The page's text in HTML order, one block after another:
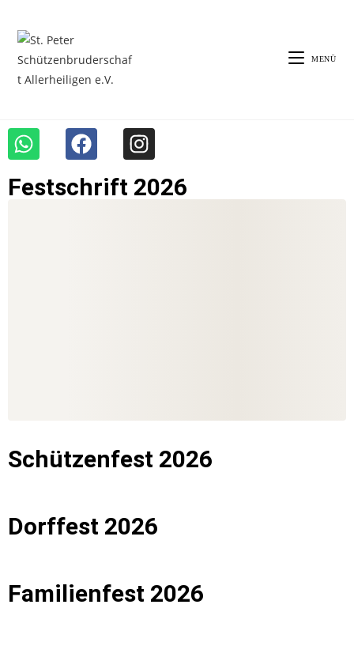
MENÜ
Festschrift 2026
Schützenfest 2026
Dorffest 2026
Familienfest 2026